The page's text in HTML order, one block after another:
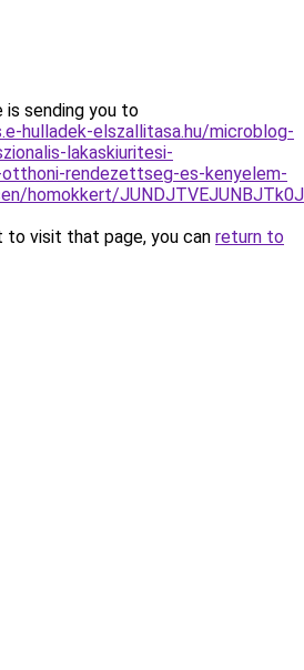
is sending you to
hulladek-elszallitasa.hu/microblog-
lakaskiuritesi-
rendezettseg-es-kenyelem-
homokkert/
to visit that page, you can return to